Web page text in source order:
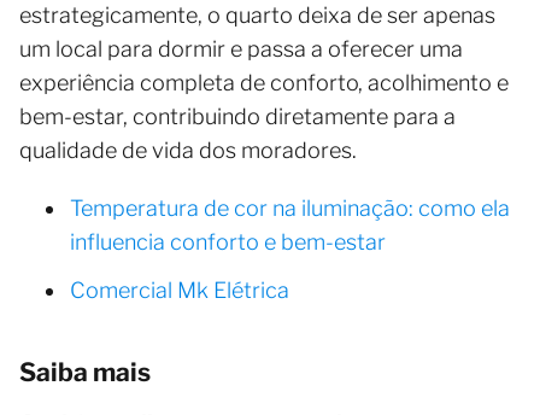
estrategicamente, o quarto deixa de ser apenas
um local para dormir e passa a oferecer uma
experiência completa de conforto, acolhimento e
bem-estar, contribuindo diretamente para a
qualidade de vida dos moradores.
Temperatura de cor na iluminação: como ela
influencia conforto e bem-estar
Comercial Mk Elétrica
Saiba mais